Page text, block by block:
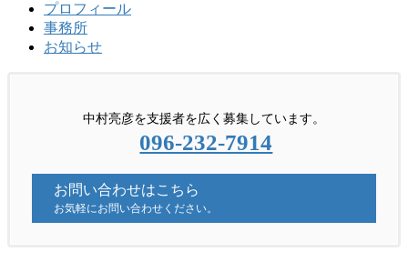
プロフィール
事務所
お知らせ
中村亮彦を支援者を広く募集しています。
096-232-7914
お問い合わせはこちら
お気軽にお問い合わせください。